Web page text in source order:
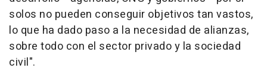
solos no pueden conseguir objetivos tan vastos,
lo que ha dado paso a la necesidad de alianzas,
sobre todo con el sector privado y la sociedad
civil".